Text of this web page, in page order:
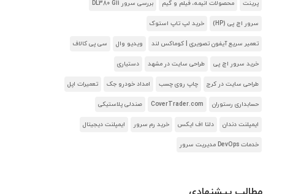
پرینت محصولات انیمه، فیلم و گیم بررسی سرور DL380 G11
سرور اچ پی (HP) خرید لپ تاپ استوک
تعمیر سریع آیفون تصویری | کوماکس لند ویدیو وال سی پی کالاف
خرید سرور اچ پی طراحی سایت در مشهد دستیاری
طراحی سایت در کرج چاپ روی چسب امداد خودرو جک تعمیرات اپل
حسابداری رستوران CoverTrader.com صندلی پلاستیکی
ایمپلنت دندان دلتا اف ایکس خرید رم سرور ایمپلنت دیجیتال
خدمات DevOps مدیریت سرور